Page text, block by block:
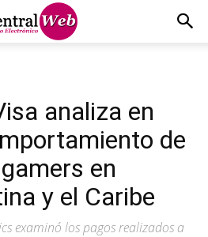
analiza en
de
en
y el Caribe
examinó los pagos realizados a